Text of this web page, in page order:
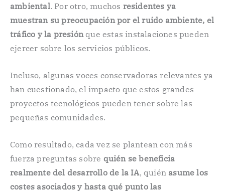
ambiental. Por otro, muchos residentes ya
muestran su preocupación por el ruido ambiente, el
tráfico y la presiónque estas instalaciones pueden
ejercer sobre los servicios públicos.
Incluso, algunas voces conservadoras relevantes ya
han cuestionado, el impacto que estos grandes
proyectos tecnológicos pueden tener sobre las
pequeñas comunidades.
Como resultado, cada vez se plantean con más
fuerza preguntas sobre quién se beneficia
realmente del desarrollo de la IA, quién asume los
costes asociados y hasta qué punto las